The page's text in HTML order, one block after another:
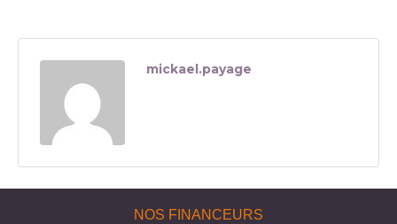
mickael.payage
NOS FINANCEURS